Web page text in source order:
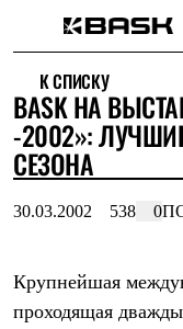
Интернет-магазин
Мужская одежда
Утепленная пухом
Куртки
Брюки
Комбинезоны
Штормовая одежда
Куртки
К СПИСКУ
BASK НА
-2002»:
СЕЗОНА
30.03.2002 538 0
Крупнейшая
проходящая